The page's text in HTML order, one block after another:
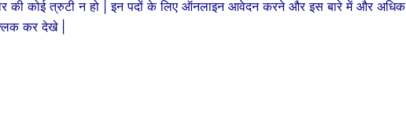
की कोई त्रुटी न हो | इन पदों के लिए ऑनलाइन आवेदन करने और इस बारे में और अधिक
कर देखे |